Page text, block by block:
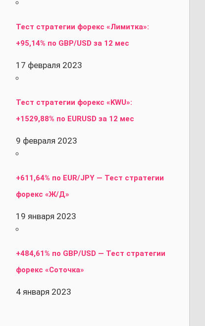
Тест стратегии форекс «Лимитка»:
+95,14% по GBP/USD за 12 мес
17 февраля 2023
Тест стратегии форекс «KWU»:
+1529,88% по EURUSD за 12 мес
9 февраля 2023
+611,64% по EUR/JPY — Тест стратегии
форекс «Ж/Д»
19 января 2023
+484,61% по GBP/USD — Тест стратегии
форекс «Соточка»
4 января 2023